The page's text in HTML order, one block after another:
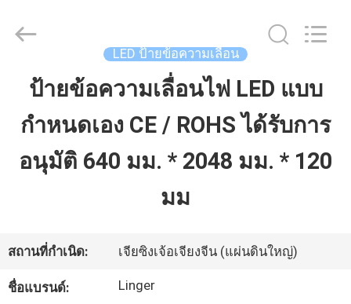
บ้าน
สินค้า
กับ
เรา
Linger
Electronic
LED ป้ายข้อความเลื่อน
ป้ายข้อความเลื่อนไฟ LED แบบ
กำหนดเอง CE / ROHS ได้รับการ
อนุมัติ 640 มม. * 2048 มม. * 120
มม
สถานที่กำเนิด: เจียซิงเจ้อเจียงจีน (แผ่นดินใหญ่)
ชื่อแบรนด์: Linger